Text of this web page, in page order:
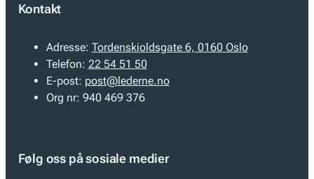
Kontakt
Adresse: Tordenskioldsgate 6, 0160 Oslo
Telefon: 22 54 51 50
E-post: post@lederne.no
Org nr: 940 469 376
Følg oss på sosiale medier